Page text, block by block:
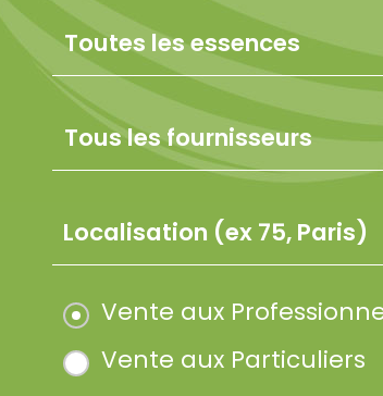
Vente aux
Vente aux Particuliers